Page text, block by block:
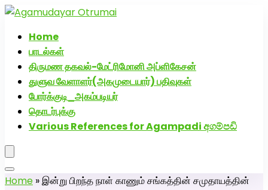
Home
பாடல்கள்
திருமண தகவல்-மேட்ரிமோனி அப்ளிகேசன்
துளுவ வேளாளர்(அகமுடையார்) பதிவுகள்
போர்க்குடி_அகம்படியர்
தொடர்புக்கு
Various References for Agampadi අගම්පඩි
Home »இன்று பிறந்த நாள் காணும் சங்கத்தின் சமுதாயத்தின்
அகமுடையார் திருமண வரன்களுக்கு அகமுடையார்மேட்ரி-